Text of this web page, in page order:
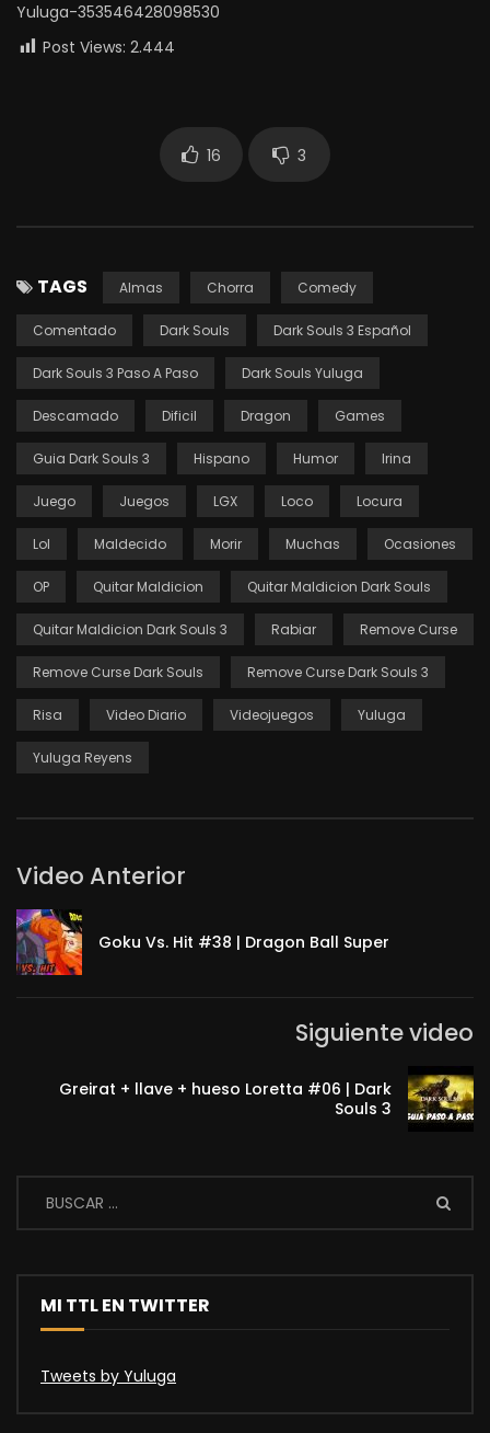
Yuluga-353546428098530
Post Views: 2.444
16 3
TAGS Almas Chorra Comedy
Comentado Dark Souls Dark Souls 3 Español
Dark Souls 3 Paso A Paso Dark Souls Yuluga
Descamado Dificil Dragon Games
Guia Dark Souls 3 Hispano Humor Irina
Juego Juegos LGX Loco Locura
Lol Maldecido Morir Muchas Ocasiones
OP Quitar Maldicion Quitar Maldicion Dark Souls
Quitar Maldicion Dark Souls 3 Rabiar Remove Curse
Remove Curse Dark Souls Remove Curse Dark Souls 3
Risa Video Diario Videojuegos Yuluga
Yuluga Reyens
Video Anterior
Goku Vs. Hit #38 | Dragon Ball Super
Siguiente video
Greirat + llave + hueso Loretta #06 | Dark
Souls 3
MI TTL EN TWITTER
Tweets by Yuluga